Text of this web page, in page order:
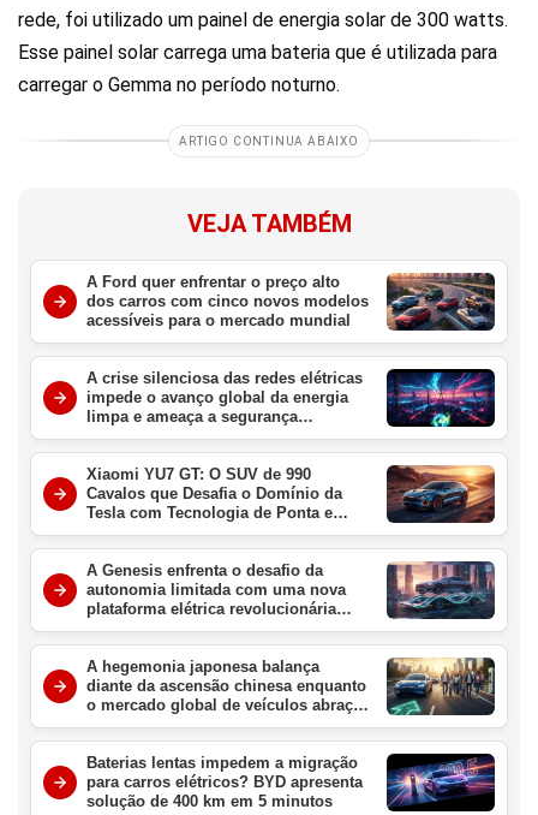
rede, foi utilizado um painel de energia solar de 300 watts.
Esse painel solar carrega uma bateria que é utilizada para
carregar o Gemma no período noturno.
ARTIGO CONTINUA ABAIXO
VEJA TAMBÉM
A Ford quer enfrentar o preço alto
dos carros com cinco novos modelos
acessíveis para o mercado mundial
A crise silenciosa das redes elétricas
impede o avanço global da energia
limpa e ameaça a segurança
energética
Xiaomi YU7 GT: O SUV de 990
Cavalos que Desafia o Domínio da
Tesla com Tecnologia de Ponta e
Velocidade Extrema
A Genesis enfrenta o desafio da
autonomia limitada com uma nova
plataforma elétrica revolucionária
para redefinir o luxo em 2027
A hegemonia japonesa balança
diante da ascensão chinesa enquanto
o mercado global de veículos abraça
a era elétrica definitiva
Baterias lentas impedem a migração
para carros elétricos? BYD apresenta
solução de 400 km em 5 minutos